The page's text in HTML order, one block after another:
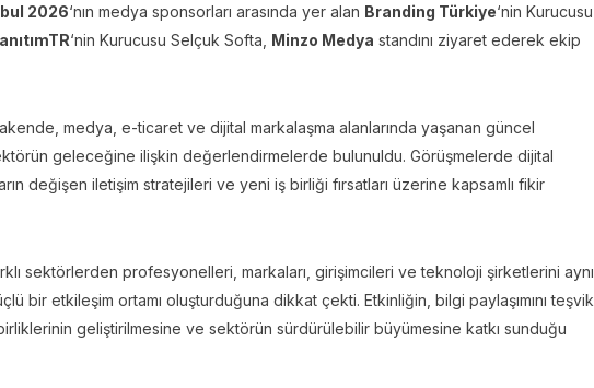
2026‘nın medya sponsorları arasında yer alan Branding Türkiye‘nin Kurucusu
‘nin Kurucusu Selçuk Softa, Minzo Medya standını ziyaret ederek ekip
medya, e-ticaret ve dijital markalaşma alanlarında yaşanan güncel
geleceğine ilişkin değerlendirmelerde bulunuldu. Görüşmelerde dijital
değişen iletişim stratejileri ve yeni iş birliği fırsatları üzerine kapsamlı fikir
farklı sektörlerden profesyonelleri, markaları, girişimcileri ve teknoloji şirketlerini aynı
bir etkileşim ortamı oluşturduğuna dikkat çekti. Etkinliğin, bilgi paylaşımını teşvik
geliştirilmesine ve sektörün sürdürülebilir büyümesine katkı sunduğu